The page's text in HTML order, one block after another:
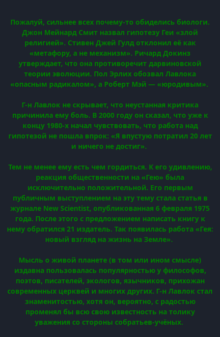
Пожалуй, сильнее всех почему-то обиделись биологи.
Джон Мейнард Смит назвал гипотезу Геи «злой
религией». Стивен Джей Гулд отклонил её как
«метафору, а не механизм». Ричард Докинз
утверждает, что она противоречит дарвиновской
теории эволюции. Пол Эрлих обозвал Лавлока
«опасным радикалом», а Роберт Мэй — «юродивым».
Г-н Лавлок не скрывает, что неустанная критика
причинила ему боль. В 2000 году он сказал, что уже к
концу 1980-х начал чувствовать, что работа над
гипотезой не пошла впрок: «Я впустую потратил 20 лет
и ничего не достиг».
Тем не менее ему есть чем гордиться. К его удивлению,
реакция общественности на «Гею» была
исключительно положительной. Его первым
публичным выступлением на эту тему стала статья в
журнале New Scientist, опубликованная 6 февраля 1975
года. После этого с предложением написать книгу к
нему обратился 21 издатель. Так появилась работа «Гея:
новый взгляд на жизнь на Земле».
Мысль о живой планете (в том или ином смысле)
издавна пользовалась популярностью у философов,
поэтов, писателей, экологов, язычников, прихожан
современных церквей и многих других. Г-н Лавлок стал
знаменитостью, хотя он, вероятно, с радостью
променял бы всю свою известность на толику
уважения со стороны собратьев-учёных.